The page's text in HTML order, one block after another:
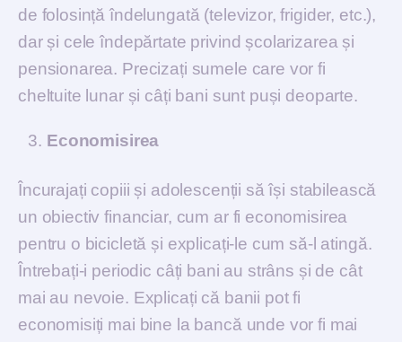
de folosință îndelungată (televizor, frigider, etc.),
dar și cele îndepărtate privind școlarizarea și
pensionarea. Precizați sumele care vor fi
cheltuite lunar și câți bani sunt puși deoparte.
Economisirea
Încurajați copiii și adolescenții să își stabilească
un obiectiv financiar, cum ar fi economisirea
pentru o bicicletă și explicați-le cum să-l atingă.
Întrebați-i periodic câți bani au strâns și de cât
mai au nevoie. Explicați că banii pot fi
economisiți mai bine la bancă unde vor fi mai